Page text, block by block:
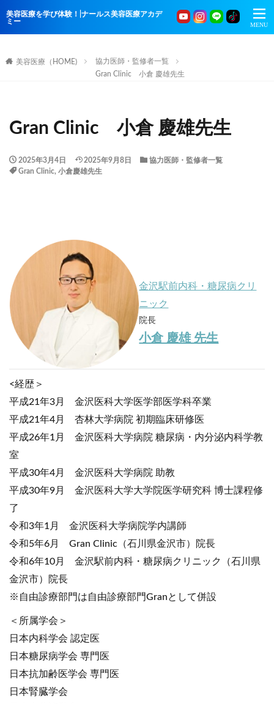
美容医療を学び体験！|ナールス美容医療アカデ
ミー
美容医療（HOME)
協力医師・監修者一覧
Gran Clinic 小倉 慶雄先生
Gran Clinic 小倉 慶雄先生
2025年3月4日 2025年9月8日
協力医師・監修者一覧
Gran Clinic, 小倉慶雄先生
金沢駅前内科・糖尿病クリ
ニック
院長
小倉 慶雄 先生
<経歴＞
平成21年3月 金沢医科大学医学部医学科卒業
平成21年4月 杏林大学病院 初期臨床研修医
平成26年1月 金沢医科大学病院 糖尿病・内分泌内科学教
室
平成30年4月 金沢医科大学病院 助教
平成30年9月 金沢医科大学大学院医学研究科 博士課程修
了
令和3年1月 金沢医科大学病院学内講師
令和5年6月 Gran Clinic（石川県金沢市）院長
令和6年10月 金沢駅前内科・糖尿病クリニック（石川県
金沢市）院長
※自由診療部門は自由診療部門Granとして併設
＜所属学会＞
日本内科学会 認定医
日本糖尿病学会 専門医
日本抗加齢医学会 専門医
日本腎臓学会